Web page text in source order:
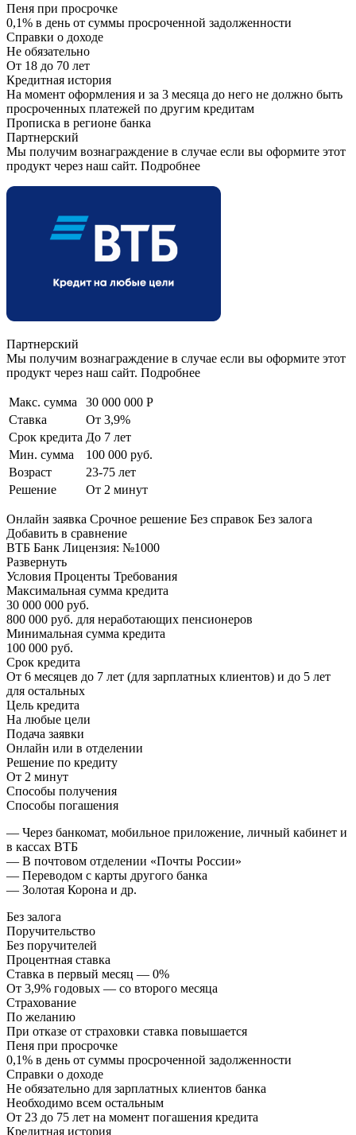
Пеня при просрочке
0,1% в день от суммы просроченной задолженности
Справки о доходе
Не обязательно
От 18 до 70 лет
Кредитная история
На момент оформления и за 3 месяца до него не должно быть
просроченных платежей по другим кредитам
Прописка в регионе банка
Партнерский
Мы получим вознаграждение в случае если вы оформите этот
продукт через наш сайт. Подробнее
Партнерский
Мы получим вознаграждение в случае если вы оформите этот
продукт через наш сайт. Подробнее
Макс. сумма
30 000 000 Р
Ставка
От 3,9%
Срок кредита До 7 лет
Мин. сумма
100 000 руб.
Возраст
23-75 лет
Решение
От 2 минут
Онлайн заявка Срочное решение Без справок Без залога
Добавить в сравнение
ВТБ Банк Лицензия: №1000
Развернуть
Условия Проценты Требования
Максимальная сумма кредита
30 000 000 руб.
800 000 руб. для неработающих пенсионеров
Минимальная сумма кредита
100 000 руб.
Срок кредита
От 6 месяцев до 7 лет (для зарплатных клиентов) и до 5 лет
для остальных
Цель кредита
На любые цели
Подача заявки
Онлайн или в отделении
Решение по кредиту
От 2 минут
Способы получения
Способы погашения
— Через банкомат, мобильное приложение, личный кабинет и
в кассах ВТБ
— В почтовом отделении «Почты России»
— Переводом с карты другого банка
— Золотая Корона и др.
Без залога
Поручительство
Без поручителей
Процентная ставка
Ставка в первый месяц — 0%
От 3,9% годовых — со второго месяца
Страхование
По желанию
При отказе от страховки ставка повышается
Пеня при просрочке
0,1% в день от суммы просроченной задолженности
Справки о доходе
Не обязательно для зарплатных клиентов банка
Необходимо всем остальным
От 23 до 75 лет на момент погашения кредита
Кредитная история